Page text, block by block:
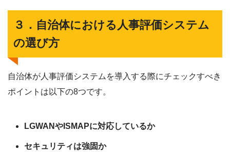
３．自治体における人事評価システム
の選び方
自治体が人事評価システムを導入する際にチェックすべき
ポイントは以下の8つです。
LGWANやISMAPに対応しているか
セキュリティは強固か